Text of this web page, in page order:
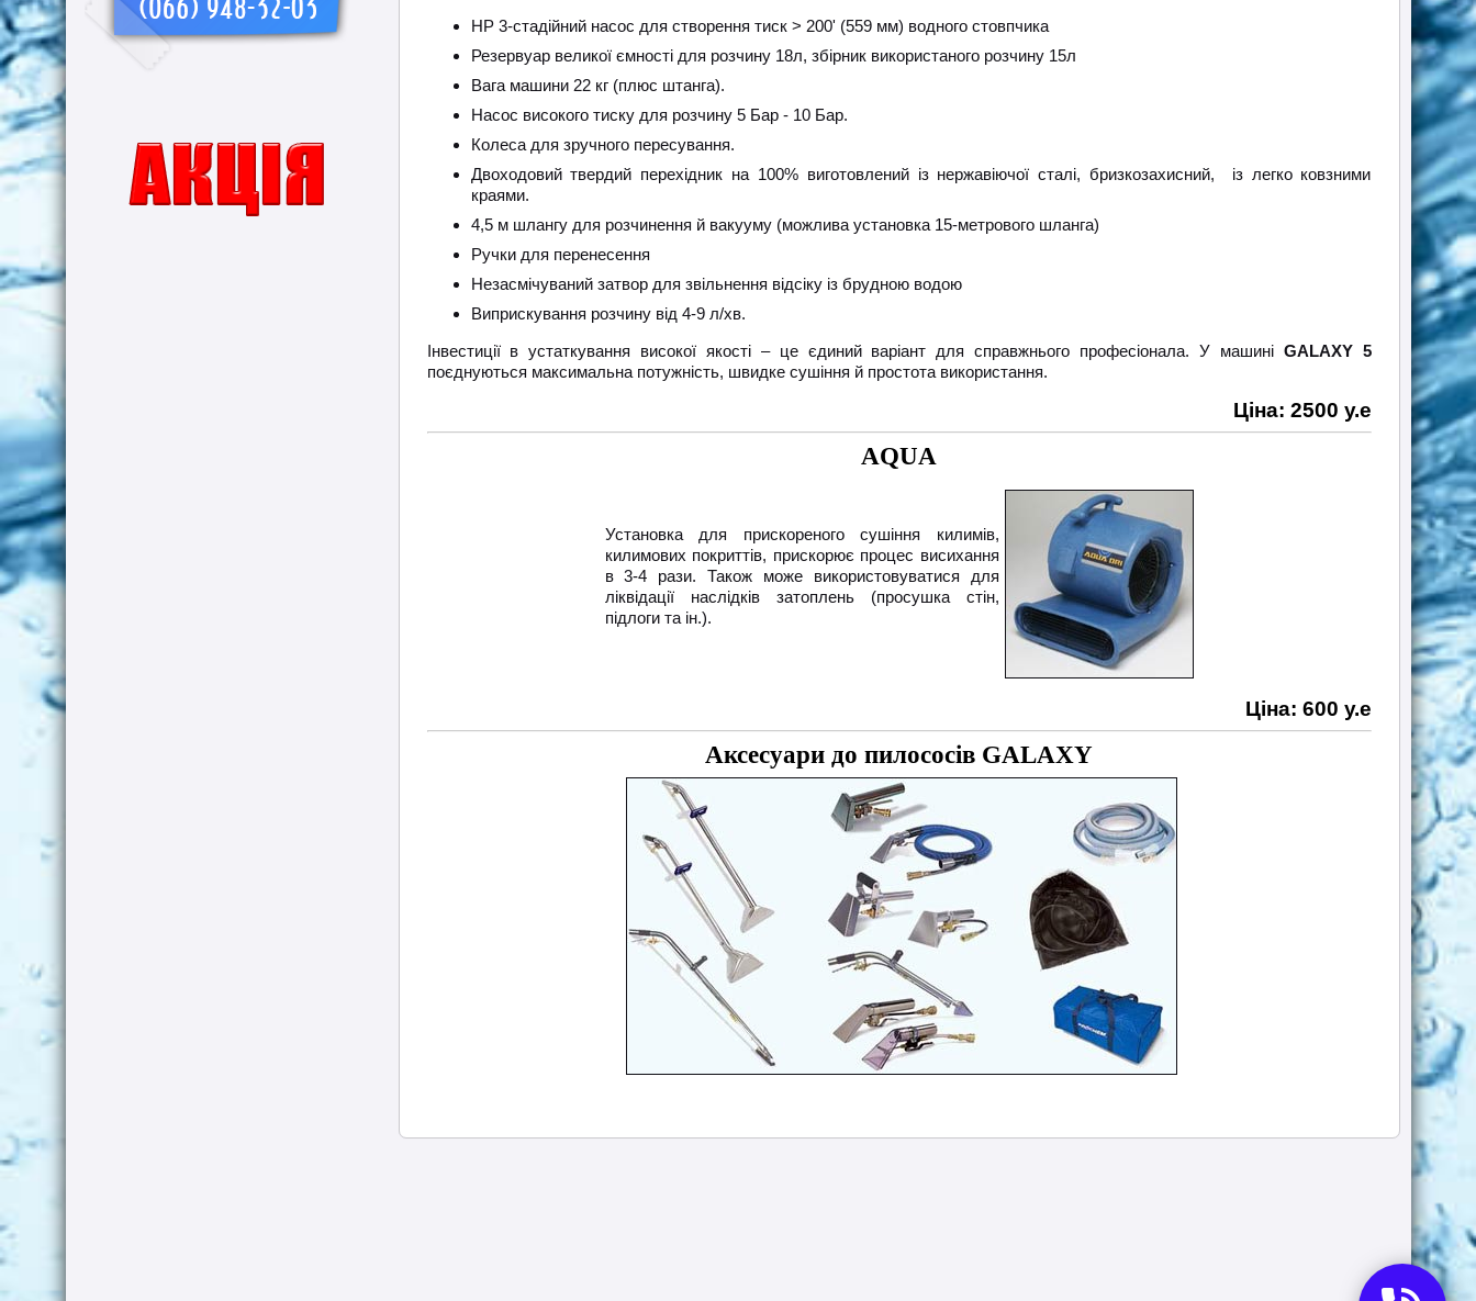
НР 3-стадійний насос для створення тиск > 200' (559 мм) водного стовпчика
Резервуар великої ємності для розчину 18л, збірник використаного розчину 15л
Вага машини 22 кг (плюс штанга).
Насос високого тиску для розчину 5 Бар - 10 Бар.
Колеса для зручного пересування.
Двоходовий твердий перехідник на 100% виготовлений із нержавіючої сталі, бризкозахисний, із легко ковзними
краями.
4,5 м шлангу для розчинення й вакууму (можлива установка 15-метрового шланга)
Ручки для перенесення
Незасмічуваний затвор для звільнення відсіку із брудною водою
Виприскування розчину від 4-9 л/хв.
Інвестиції в устаткування високої якості – це єдиний варіант для справжнього професіонала. У машині GАLAXY 5
поєднуються максимальна потужність, швидке сушіння й простота використання.
Ціна: 2500 у.е
AQUA
Установка для прискореного сушіння килимів,
килимових покриттів, прискорює процес висихання
в 3-4 рази. Також може використовуватися для
ліквідації наслідків затоплень (просушка стін,
підлоги та ін.).
Ціна: 600 у.е
Аксесуари до пилососів GALAXY